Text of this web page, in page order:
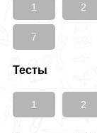
1 2
7
Тесты
1 2